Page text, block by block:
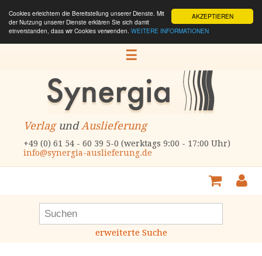
AKZEPTIEREN
Cookies erleichtern die Bereitstellung unserer Dienste. Mit
der Nutzung unserer Dienste erklären Sie sich damit
einverstanden, dass wir Cookies verwenden. WEITERE INFORMATIONEN
☰
VerlagundAuslieferung
+49 (0) 61 54 - 60 39 5-0 (werktags 9:00 - 17:00 Uhr)
info@synergia-auslieferung.de
erweiterte Suche